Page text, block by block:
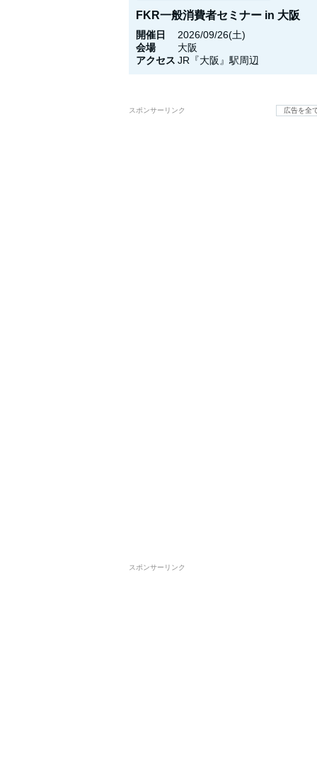
FKR一般消費者セミナー in 大阪
開催日
2026/09/26(土)
会場
大阪
アクセス JR『大阪』駅周辺
スポンサーリンク 広告を全
スポンサーリンク